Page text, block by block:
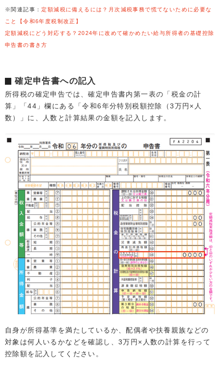
※関連記事：定額減税に備えるには？月次減税事務で慌てないために必要な
こと【令和6年度税制改正】
定額減税にどう対応する？2024年に改めて確かめたい給与所得者の基礎控除
申告書の書き方
確定申告書への記入
所得税の確定申告では、確定申告書内第一表の「税金の計
算」「44」欄にある「令和6年分特別税額控除（3万円×人
数）」に、人数と計算結果の金額を記入します。
自身が所得基準を満たしているか、配偶者や扶養親族などの
対象は何人いるかなどを確認し、3万円×人数の計算を行って
控除額を記入してください。